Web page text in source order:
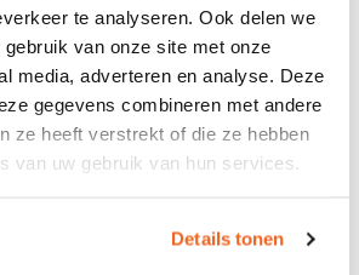
te analyseren. Ook delen we
van onze site met onze
media, adverteren en analyse. Deze
gegevens combineren met andere
ze heeft verstrekt of die ze hebben
van uw gebruik van hun services.
Details tonen
gebeitst
breedtematen 120, 140, 160 en
180cm
Inclusief 2 kabelgoten bij